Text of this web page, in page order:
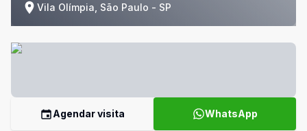
Vila Olímpia, São Paulo - SP
Agendar visita WhatsApp